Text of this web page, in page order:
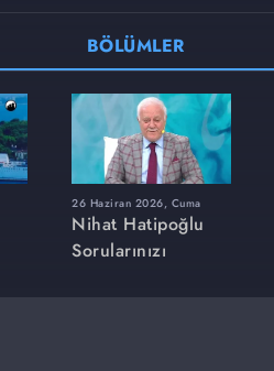
BÖLÜMLER
26 Haziran 2026, Cuma
Nihat Hatipoğlu
Sorularınızı